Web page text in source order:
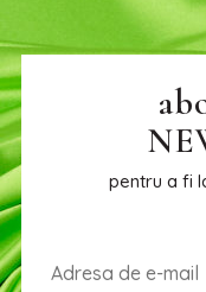
pentru a fi